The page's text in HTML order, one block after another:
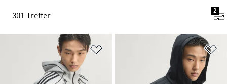
301 Treffer
2
Zur Wunschliste hinzufügen